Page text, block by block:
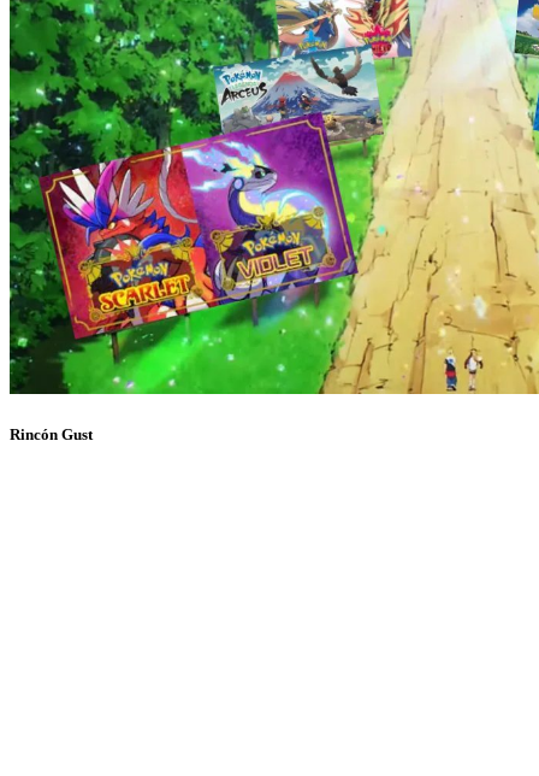
Rincón Gust